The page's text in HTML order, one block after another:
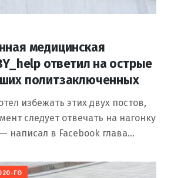
медицинская
ответил на острые
политзаключенных
избежать этих двух постов,
следует отвечать на нагонку
написал в Facebook глава…
ГО